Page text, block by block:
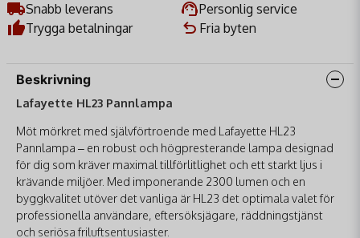
Snabb leverans
Personlig service
Trygga betalningar
Fria byten
Beskrivning
Lafayette HL23 Pannlampa
Möt mörkret med självförtroende med Lafayette HL23
Pannlampa – en robust och högpresterande lampa designad
för dig som kräver maximal tillförlitlighet och ett starkt ljus i
krävande miljöer. Med imponerande 2300 lumen och en
byggkvalitet utöver det vanliga är HL23 det optimala valet för
professionella användare, eftersöksjägare, räddningstjänst
och seriösa friluftsentusiaster.